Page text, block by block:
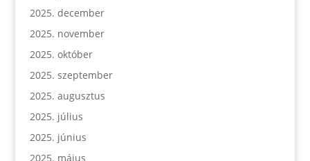
2025. december
2025. november
2025. október
2025. szeptember
2025. augusztus
2025. július
2025. június
2025. május